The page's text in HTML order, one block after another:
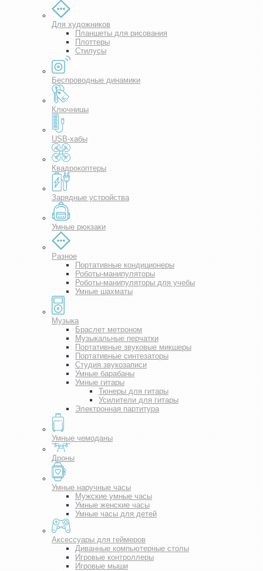
Для художников
Планшеты для рисования
Плоттеры
Стилусы
Беспроводные динамики
Ключницы
USB-хабы
Квадрокоптеры
Зарядные устройства
Умные рюкзаки
Разное
Портативные кондиционеры
Роботы-манипуляторы
Роботы-манипуляторы для учебы
Умные шахматы
Музыка
Браслет метроном
Музыкальные перчатки
Портативные звуковые микшеры
Портативные синтезаторы
Студия звукозаписи
Умные барабаны
Умные гитары
Тюнеры для гитары
Усилители для гитары
Электронная партитура
Умные чемоданы
Дроны
Умные наручные часы
Мужские умные часы
Умные женские часы
Умные часы для детей
Аксессуары для геймеров
Диванные компьютерные столы
Игровые контроллеры
Игровые мыши